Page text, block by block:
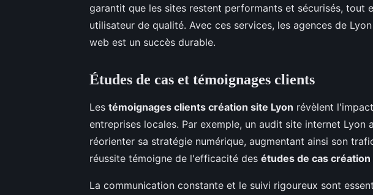
garantit que les sites restent performants et sécurisés, tout
utilisateur de qualité. Avec ces services, les agences de
web est un succès durable.
Études de cas et témoignages clients
Les témoignages clients création site Lyon révèlent
entreprises locales. Par exemple, un audit site internet Lyon
réorienter sa stratégie numérique, augmentant ainsi son
réussite témoigne de l'efficacité des études de cas création
La communication constante et le suivi rigoureux sont